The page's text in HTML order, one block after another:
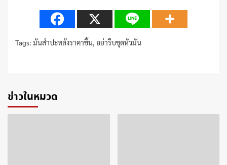
Tags: มันสำปะหลังราคาขึ้น, อย่ารีบขุดหัวมัน
Reading
ข่าวในหมวด